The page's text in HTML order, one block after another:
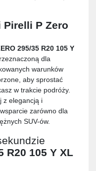
Pirelli P Zero
295/35 R20 105 Y
dla
warunków
aby sprostać
w trakcie podróży.
z elegancją i
zarówno dla
SUV-ów.
R20 105 Y XL